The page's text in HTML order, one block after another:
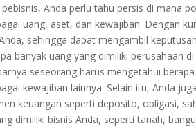
Anda perlu tahu persis di mana
uang, aset, dan kewajiban. Dengan
sehingga dapat mengambil
banyak uang yang dimiliki perusahaan
seseorang harus mengetahui
kewajiban lainnya. Selain itu, Anda
keuangan seperti deposito, obligasi,
dimiliki bisnis Anda, seperti tanah,